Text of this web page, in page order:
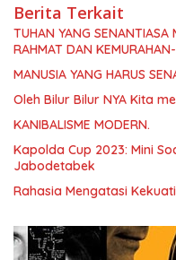
Berita Terkait
TUHAN YANG SENANTIASA
RAHMAT DAN
MANUSIA YANG HARUS
Oleh Bilur Bilur NYA Kita
KANIBALISME MODERN.
Kapolda Cup 2023: Mini
Jabodetabek
Rahasia Mengatasi